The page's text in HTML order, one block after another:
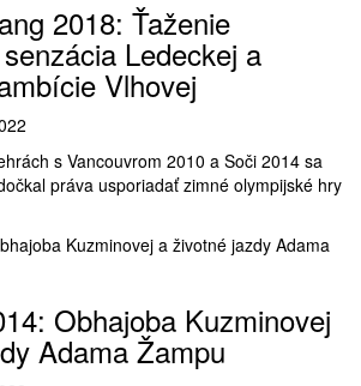
2018: Ťaženie
Ledeckej a
Vlhovej
s Vancouvrom 2010 a Soči 2014 sa
práva usporiadať zimné olympijské hry
Obhajoba Kuzminovej
Adama Žampu